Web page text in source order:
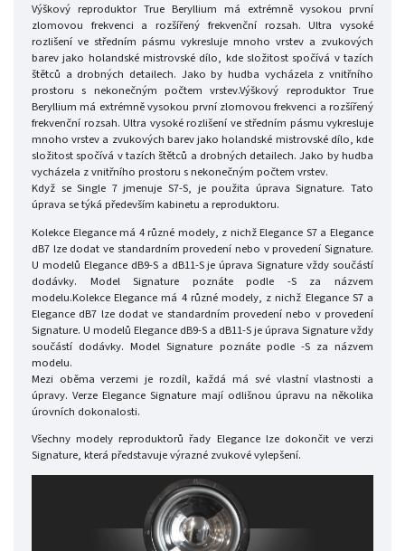
Výškový reproduktor True Beryllium má extrémně vysokou první
zlomovou frekvenci a rozšířený frekvenční rozsah. Ultra vysoké
rozlišení ve středním pásmu vykresluje mnoho vrstev a zvukových
barev jako holandské mistrovské dílo, kde složitost spočívá v tazích
štětců a drobných detailech. Jako by hudba vycházela z vnitřního
prostoru s nekonečným počtem vrstev.Výškový reproduktor True
Beryllium má extrémně vysokou první zlomovou frekvenci a rozšířený
frekvenční rozsah. Ultra vysoké rozlišení ve středním pásmu vykresluje
mnoho vrstev a zvukových barev jako holandské mistrovské dílo, kde
složitost spočívá v tazích štětců a drobných detailech. Jako by hudba
vycházela z vnitřního prostoru s nekonečným počtem vrstev.
Když se Single 7 jmenuje S7-S, je použita úprava Signature. Tato
úprava se týká především kabinetu a reproduktoru.
Kolekce Elegance má 4 různé modely, z nichž Elegance S7 a Elegance
dB7 lze dodat ve standardním provedení nebo v provedení Signature.
U modelů Elegance dB9-S a dB11-S je úprava Signature vždy součástí
dodávky. Model Signature poznáte podle -S za názvem
modelu.Kolekce Elegance má 4 různé modely, z nichž Elegance S7 a
Elegance dB7 lze dodat ve standardním provedení nebo v provedení
Signature. U modelů Elegance dB9-S a dB11-S je úprava Signature vždy
součástí dodávky. Model Signature poznáte podle -S za názvem
modelu.
Mezi oběma verzemi je rozdíl, každá má své vlastní vlastnosti a
úpravy. Verze Elegance Signature mají odlišnou úpravu na několika
úrovních dokonalosti.
Všechny modely reproduktorů řady Elegance lze dokončit ve verzi
Signature, která představuje výrazné zvukové vylepšení.